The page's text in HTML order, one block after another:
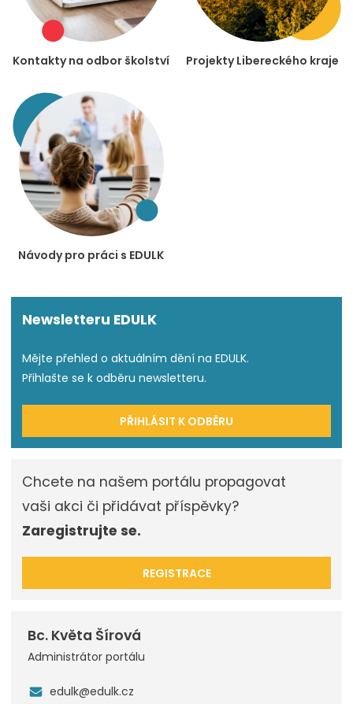
Kontakty na odbor školství Projekty Libereckého kraje
Návody pro práci s EDULK
Newsletteru EDULK
Mějte přehled o aktuálním dění na EDULK.
Přihlašte se k odběru newsletteru.
PŘIHLÁSIT K ODBĚRU
Chcete na našem portálu propagovat
vaši akci či přidávat příspěvky?
Zaregistrujte se.
REGISTRACE
Bc. Květa Šírová
Administrátor portálu
edulk@edulk.cz